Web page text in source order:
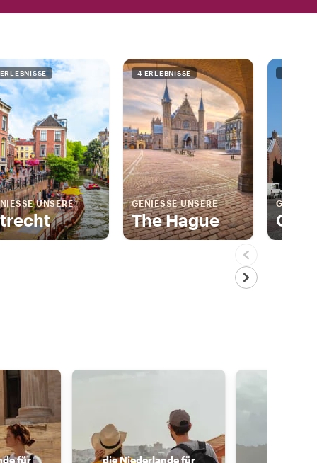
UNSERE
4 ERLEBNISSE
GENIESSE UNSERE
The Hague
für die Niederlande für die